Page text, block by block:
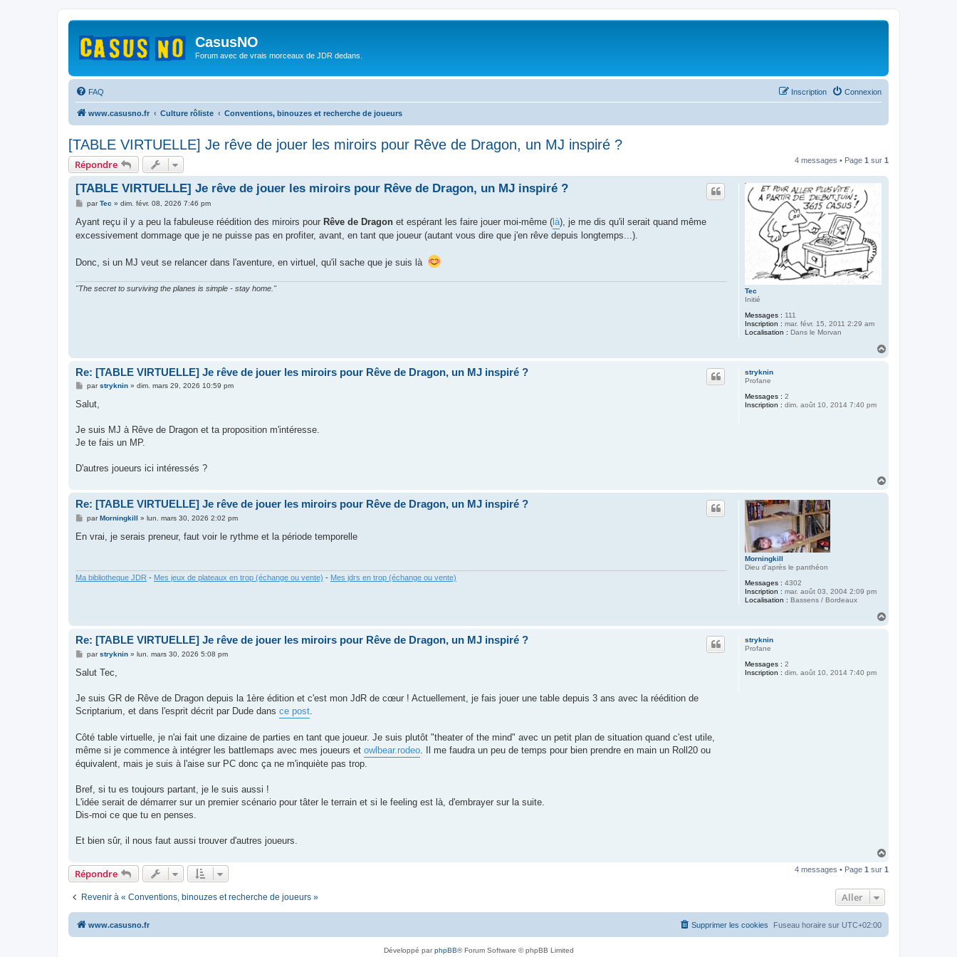
CasusNO
Forum avec de vrais morceaux de JDR dedans.
FAQ Connexion
Inscription
www.casusno.fr Culture rôliste Conventions, binouzes et recherche de joueurs
[TABLE VIRTUELLE] Je rêve de jouer les miroirs pour Rêve de Dragon, un MJ inspiré ?
Répondre 4 messages • Page 1 sur 1
Tec
Initié
Messages : 111
Inscription : mar. févr. 15, 2011 2:29 am
Localisation : Dans le Morvan
[TABLE VIRTUELLE] Je rêve de jouer les miroirs pour Rêve de Dragon, un MJ inspiré ?
M
s
s
a
parTec » dim. févr. 08, 2026 7:46 pm
Ayant reçu il y a peu la fabuleuse réédition des miroirs pour Rêve de Dragon et espérant les faire jouer moi-même (là), je me dis qu'il serait quand même
excessivement dommage que je ne puisse pas en profiter, avant, en tant que joueur (autant vous dire que j'en rêve depuis longtemps...).
Donc, si un MJ veut se relancer dans l'aventure, en virtuel, qu'il sache que je suis là
"The secret to surviving the planes is simple - stay home."
stryknin
Profane
Messages : 2
Inscription : dim. août 10, 2014 7:40 pm
Re: [TABLE VIRTUELLE] Je rêve de jouer les miroirs pour Rêve de Dragon, un MJ inspiré ?
M
s
g
parstryknin» dim. mars 29, 2026 10:59 pm
Salut,
Je suis MJ à Rêve de Dragon et ta proposition m'intéresse.
Je te fais un MP.
D'autres joueurs ici intéressés ?
Morningkill
Dieu d'après le panthéon
Messages : 4302
Inscription : mar. août 03, 2004 2:09 pm
Localisation : Bassens / Bordeaux
Re: [TABLE VIRTUELLE] Je rêve de jouer les miroirs pour Rêve de Dragon, un MJ inspiré ?
M
s
parMorningkill » lun. mars 30, 2026 2:02 pm
En vrai, je serais preneur, faut voir le rythme et la période temporelle
Ma bibliotheque JDR - Mes jeux de plateaux en trop (échange ou vente) - Mes jdrs en trop (échange ou vente)
stryknin
Profane
Messages : 2
Inscription : dim. août 10, 2014 7:40 pm
Re: [TABLE VIRTUELLE] Je rêve de jouer les miroirs pour Rêve de Dragon, un MJ inspiré ?
M
s
g
parstryknin» lun. mars 30, 2026 5:08 pm
Salut Tec,
Je suis GR de Rêve de Dragon depuis la 1ère édition et c'est mon JdR de cœur ! Actuellement, je fais jouer une table depuis 3 ans avec la réédition de
Scriptarium, et dans l'esprit décrit par Dude dans ce post
Côté table virtuelle, je n'ai fait une dizaine de parties en tant que joueur. Je suis plutôt "theater of the mind" avec un petit plan de situation quand c'est utile,
même si je commence à intégrer les battlemaps avec mes joueurs et owlbear.rodeo . Il me faudra un peu de temps pour bien prendre en main un Roll20 ou
équivalent, mais je suis à l'aise sur PC donc ça ne m'inquiète pas trop.
Bref, si tu es toujours partant, je le suis aussi !
L'idée serait de démarrer sur un premier scénario pour tâter le terrain et si le feeling est là, d'embrayer sur la suite.
Dis-moi ce que tu en penses.
Et bien sûr, il nous faut aussi trouver d'autres joueurs.
u
Répondre 4 messages • Page 1 sur 1
Revenir à « Conventions, binouzes et recherche de joueurs » Aller
www.casusno.fr Fuseau horaire sur UTC+02:00
Supprimer les cookies
Développé parphpBB® Forum Software © phpBB Limited